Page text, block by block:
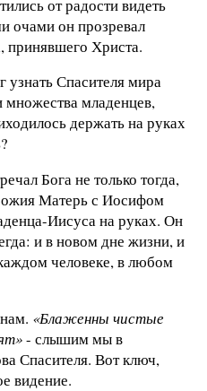
от радости видеть
очами он прозревал
принявшего Христа.
Спасителя мира
младенцев,
держать на руках
Бога не только тогда,
Матерь с Иосифом
Иисуса на руках. Он
и в новом дне жизни, и
человеке, в любом
«Блаженны чистые
- слышим мы в
Спасителя. Вот ключ,
видение.